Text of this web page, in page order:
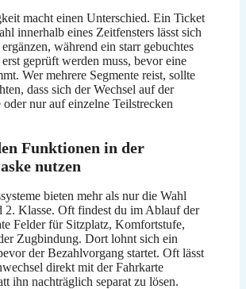
macht einen Unterschied. Ein Ticket
innerhalb eines Zeitfensters lässt sich
während ein starr gebuchtes
geprüft werden muss, bevor eine
Wer mehrere Segmente reist, sollte
dass sich der Wechsel auf der
oder nur auf einzelne Teilstrecken
Funktionen in der
nutzen
bieten mehr als nur die Wahl
2. Klasse. Oft findest du im Ablauf der
Felder für Sitzplatz, Komfortstufe,
Zugbindung. Dort lohnt sich ein
der Bezahlvorgang startet. Oft lässt
direkt mit der Fahrkarte
ihn nachträglich separat zu lösen.